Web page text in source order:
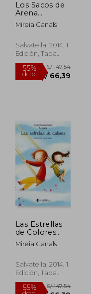
Los Sacos de
Arena
(Rústica):
Emociones 4
(Emociones
(Rústica))
Mireia Canals
Salvatella, 2014, 1
Edición, Tapa
Blanda, Nuevo
55%
dcto.
S/ 147,54
S/ 66,39
Las Estrellas
de Colores
(Rústica):
Emociones 3
(Emociones
(Rústica))
Mireia Canals
Salvatella, 2014, 1
Edición, Tapa
Blanda, Nuevo